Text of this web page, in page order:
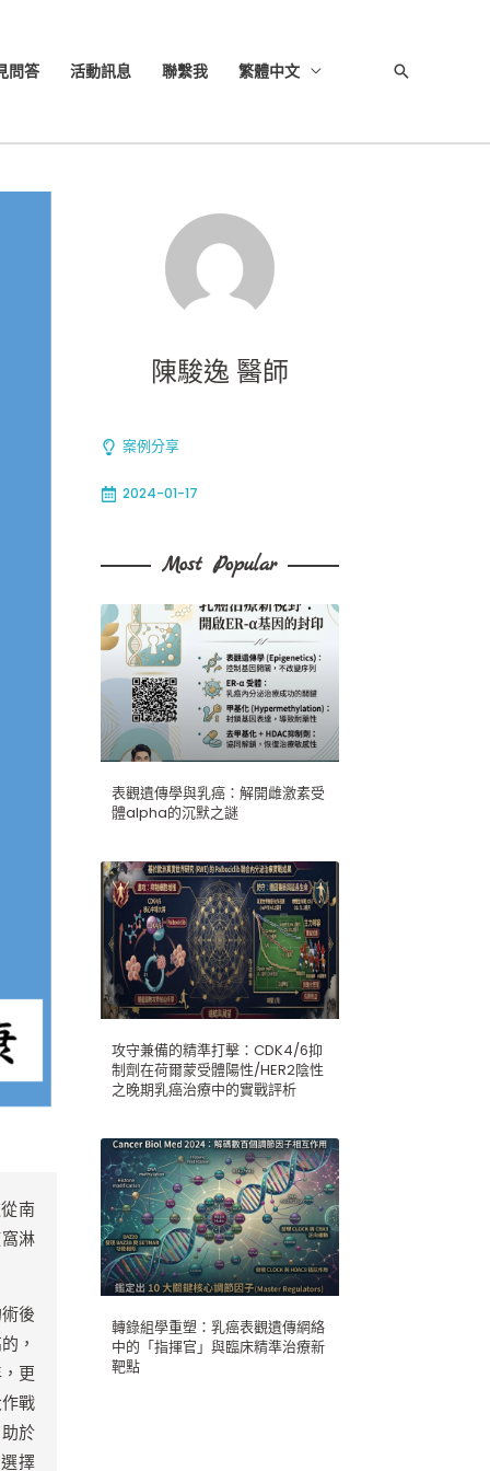
問答 活動訊息 聯繫我 繁體中文
搜
南
淋
後
，
更
戰
於
擇
陳駿逸 醫師
案例分享
2024-01-17
Most Popular
表觀遺傳學與乳癌：解開雌激素受
體alpha的沉默之謎
攻守兼備的精準打擊：CDK4/6抑
制劑在荷爾蒙受體陽性/HER2陰性
之晚期乳癌治療中的實戰評析
轉錄組學重塑：乳癌表觀遺傳網絡
中的「指揮官」與臨床精準治療新
靶點